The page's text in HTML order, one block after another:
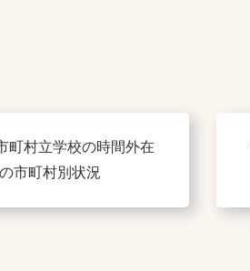
町村立学校の時間外在
市町村別状況